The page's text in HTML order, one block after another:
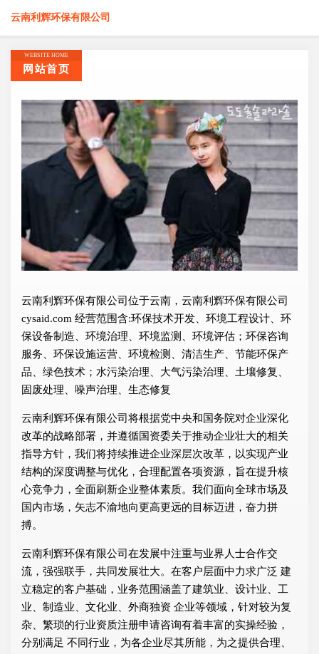
云南利辉环保有限公司
WEBSITE HOME
网站首页
云南利辉环保有限公司位于云南，云南利辉环保有限公司
cysaid.com 经营范围含:环保技术开发、环境工程设计、环
保设备制造、环境治理、环境监测、环境评估；环保咨询
服务、环保设施运营、环境检测、清洁生产、节能环保产
品、绿色技术；水污染治理、大气污染治理、土壤修复、
固废处理、噪声治理、生态修复
云南利辉环保有限公司将根据党中央和国务院对企业深化
改革的战略部署，并遵循国资委关于推动企业壮大的相关
指导方针，我们将持续推进企业深层次改革，以实现产业
结构的深度调整与优化，合理配置各项资源，旨在提升核
心竞争力，全面刷新企业整体素质。我们面向全球市场及
国内市场，矢志不渝地向更高更远的目标迈进，奋力拼
搏。
云南利辉环保有限公司在发展中注重与业界人士合作交
流，强强联手，共同发展壮大。在客户层面中力求广泛 建
立稳定的客户基础，业务范围涵盖了建筑业、设计业、工
业、制造业、文化业、外商独资 企业等领域，针对较为复
杂、繁琐的行业资质注册申请咨询有着丰富的实操经验，
分别满足 不同行业，为各企业尽其所能，为之提供合理、